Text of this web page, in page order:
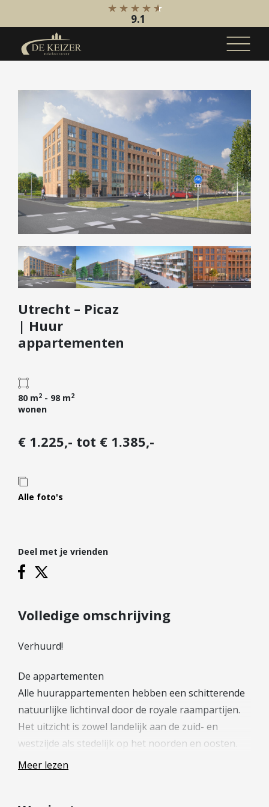
Koopaanbod
Bestaande bouw
Internationaal
Nieuwbouw
Bedrijfsaanbod
Huuraanbod
Bestaande bouw
Internationaal
Nieuwbouw
Bedrijfsaanbod
Diensten
Kopen
Verkopen
Huren
Taxeren
Verzekeren
Projectontwikkelaars
Hypotheken
Hypotheek verhogen
Starterslening
Duurzame hypotheek
Reviews
Contact
Leer ons kennen
Over Ons
Ons Team
FAQ
9.1
Utrecht – Picaz
| Huur
appartementen
80 m2 - 98 m2
wonen
€ 1.225,- tot € 1.385,-
Alle foto's
Deel met je vrienden
Volledige omschrijving
Verhuurd!
De appartementen
Alle huurappartementen hebben een schitterende
natuurlijke lichtinval door de royale raampartijen.
Het uitzicht is zowel landelijk aan de zuid- en
westzijde als stedelijk op het noorden en oosten.
Op de begane grond heeft elk appartement zijn
Meer lezen